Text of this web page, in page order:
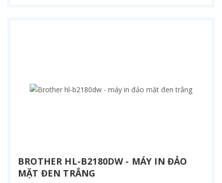
BROTHER HL-B2180DW - MÁY IN ĐẢO
MẶT ĐEN TRẮNG